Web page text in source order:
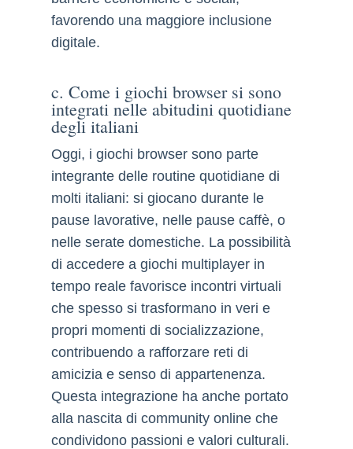
favorendo una maggiore inclusione
digitale.
c. Come i giochi browser si sono
integrati nelle abitudini quotidiane
degli italiani
Oggi, i giochi browser sono parte
integrante delle routine quotidiane di
molti italiani: si giocano durante le
pause lavorative, nelle pause caffè, o
nelle serate domestiche. La possibilità
di accedere a giochi multiplayer in
tempo reale favorisce incontri virtuali
che spesso si trasformano in veri e
propri momenti di socializzazione,
contribuendo a rafforzare reti di
amicizia e senso di appartenenza.
Questa integrazione ha anche portato
alla nascita di community online che
condividono passioni e valori culturali.